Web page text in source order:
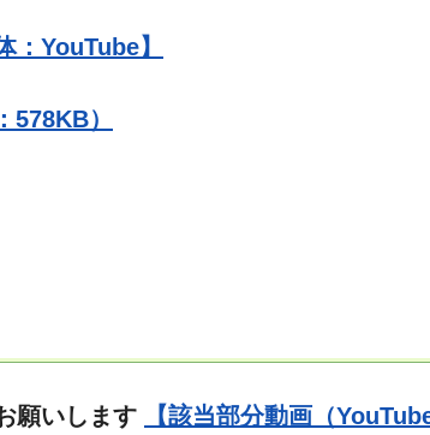
：YouTube】
578KB）
願いします 【該当部分動画（